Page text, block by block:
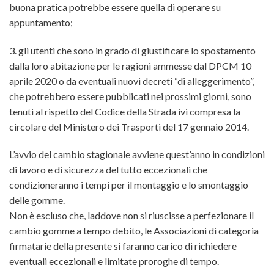
buona pratica potrebbe essere quella di operare su
appuntamento;
3. gli utenti che sono in grado di giustificare lo spostamento
dalla loro abitazione per le ragioni ammesse dal DPCM 10
aprile 2020 o da eventuali nuovi decreti “di alleggerimento”,
che potrebbero essere pubblicati nei prossimi giorni, sono
tenuti al rispetto del Codice della Strada ivi compresa la
circolare del Ministero dei Trasporti del 17 gennaio 2014.
L’avvio del cambio stagionale avviene quest’anno in condizioni
di lavoro e di sicurezza del tutto eccezionali che
condizioneranno i tempi per il montaggio e lo smontaggio
delle gomme.
Non è escluso che, laddove non si riuscisse a perfezionare il
cambio gomme a tempo debito, le Associazioni di categoria
firmatarie della presente si faranno carico di richiedere
eventuali eccezionali e limitate proroghe di tempo.